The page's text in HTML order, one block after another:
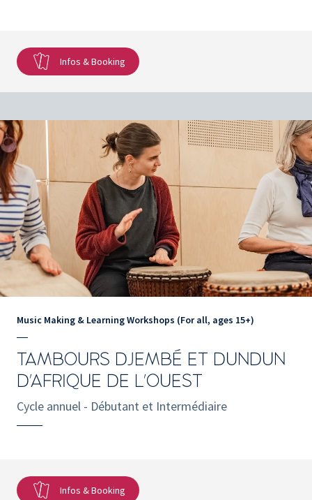
Infos & Booking
Music Making & Learning Workshops (For all, ages 15+)
TAMBOURS DJEMBÉ ET DUNDUN
D'AFRIQUE DE L'OUEST
Cycle annuel - Débutant et Intermédiaire
Infos & Booking